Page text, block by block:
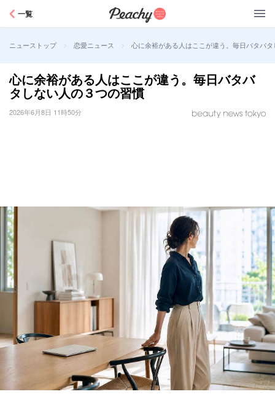
一覧
ニューストップ > 恋愛ニュース > 心に余裕がある人はここが違う。毎日バタバ
心に余裕がある人はここが違う。毎日バタバ
タしない人の３つの習慣
2026年6月8日 11時50分